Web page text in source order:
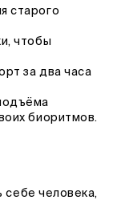
старого
чтобы
за два часа
биоритмов.
себе человека,